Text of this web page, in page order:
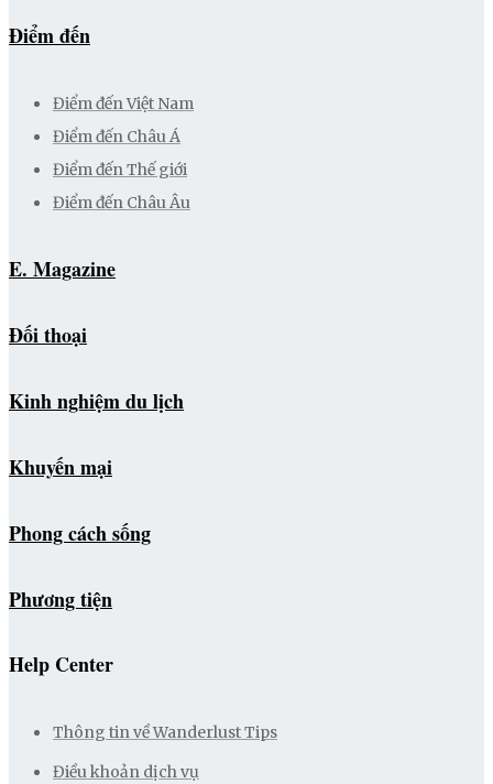
Điểm đến
Điểm đến Việt Nam
Điểm đến Châu Á
Điểm đến Thế giới
Điểm đến Châu Âu
E. Magazine
Đối thoại
Kinh nghiệm du lịch
Khuyến mại
Phong cách sống
Phương tiện
Help Center
Thông tin về Wanderlust Tips
Điều khoản dịch vụ